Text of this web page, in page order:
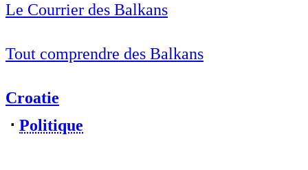
Le Courrier des Balkans
Tout comprendre des Balkans
Croatie
⋅ Politique